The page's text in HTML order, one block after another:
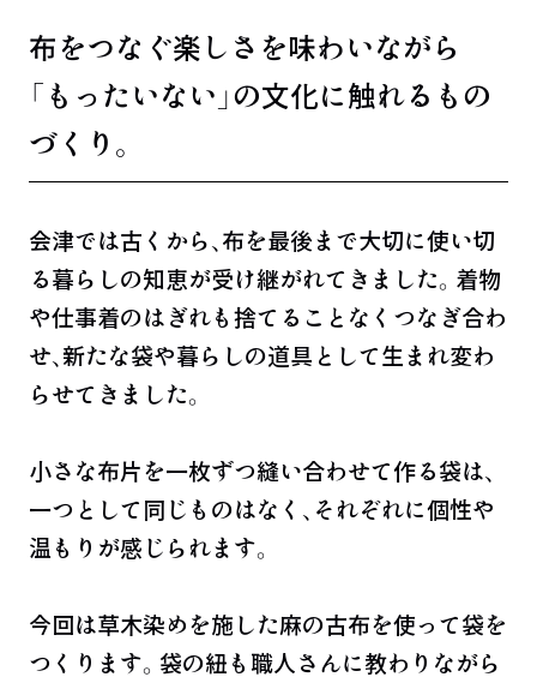
布をつなぐ楽しさを味わいながら
「もったいない」の文化に触れるもの
づくり。
会津では古くから、布を最後まで大切に使い切
る暮らしの知恵が受け継がれてきました。着物
や仕事着のはぎれも捨てることなくつなぎ合わ
せ、新たな袋や暮らしの道具として生まれ変わ
らせてきました。
小さな布片を一枚ずつ縫い合わせて作る袋は、
一つとして同じものはなく、それぞれに個性や
温もりが感じられます。
今回は草木染めを施した麻の古布を使って袋を
つくります。袋の紐も職人さんに教わりながら